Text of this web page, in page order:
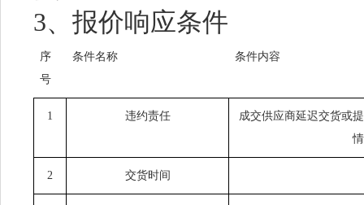
3、报价响应条件
序
号
条件名称 条件内容
1 违约责任
成交供应商延迟交货或
2 交货时间